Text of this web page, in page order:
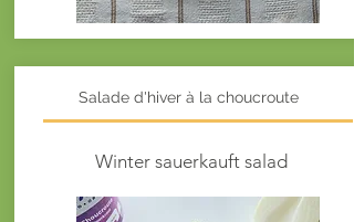
Salade d'hiver à la choucroute
Winter sauerkauft salad